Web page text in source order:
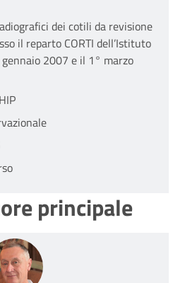
dei cotili da revisione
il reparto CORTI dell’Istituto
2007 e il 1° marzo
principale